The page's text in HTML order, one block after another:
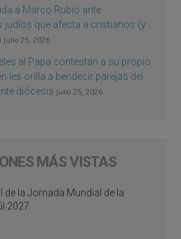
a Marco Rubio ante
judíos que afecta a cristianos (y
julio 25, 2026
al Papa contestan a su propio
les orilla a bendecir parejas del
diócesis julio 25, 2026
MÁS VISTAS
de la Jornada Mundial de la
2027